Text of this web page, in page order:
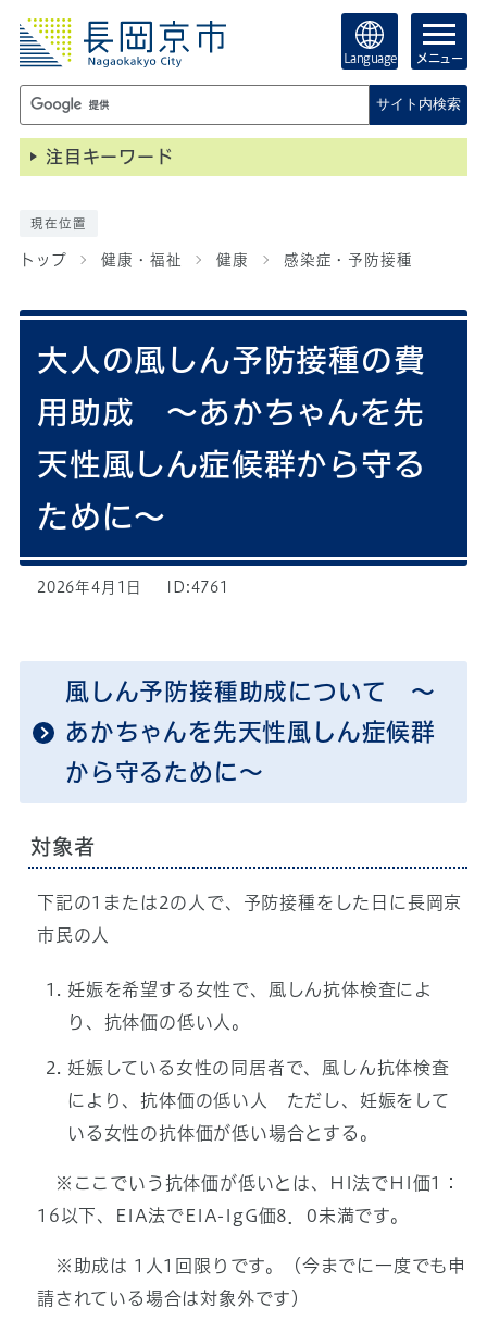
Language メニュー
サイト内検索
注目キーワード
現在位置
トップ 健康・福祉 健康 感染症・予防接種
大人の風しん予防接種の費
用助成 ～あかちゃんを先
天性風しん症候群から守る
ために～
2026年4月1日 ID:4761
風しん予防接種助成について ～
あかちゃんを先天性風しん症候群
から守るために～
対象者
下記の1または2の人で、予防接種をした日に長岡京
市民の人
妊娠を希望する女性で、風しん抗体検査によ
り、抗体価の低い人。
妊娠している女性の同居者で、風しん抗体検査
により、抗体価の低い人 ただし、妊娠をして
いる女性の抗体価が低い場合とする。
※ここでいう抗体価が低いとは、HI法でHI価1：
16以下、EIA法でEIA-IgG価8．0未満です。
※助成は 1人1回限りです。（今までに一度でも申
請されている場合は対象外です）